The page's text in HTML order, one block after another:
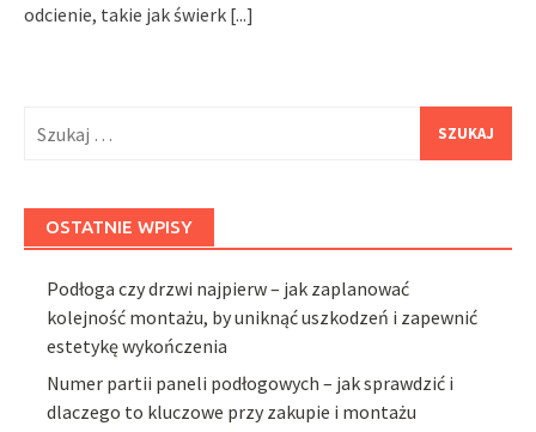
odcienie, takie jak świerk [...]
OSTATNIE WPISY
Podłoga czy drzwi najpierw – jak zaplanować
kolejność montażu, by uniknąć uszkodzeń i zapewnić
estetykę wykończenia
Numer partii paneli podłogowych – jak sprawdzić i
dlaczego to kluczowe przy zakupie i montażu